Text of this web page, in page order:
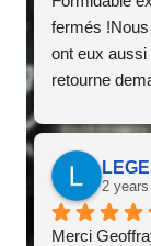
fermés
ont eux aussi
retourne
2
Merci